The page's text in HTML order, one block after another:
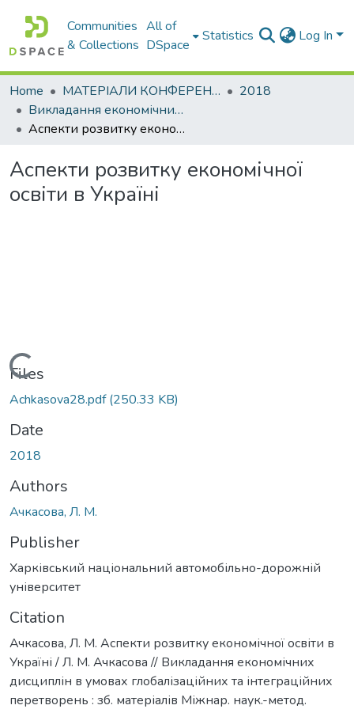
Communities
& Collections
All of
DSpace
Statistics Log In
Home МАТЕРІАЛИ КОНФЕРЕНЦІЙ
2018
Викладання економічних дисциплін в умовах глобалізаційних та інтеграційних перетворень
Аспекти розвитку економічної освіти в Україні
Аспекти розвитку економічної
освіти в Україні
Loading...
Files
Achkasova28.pdf(250.33 KB)
Date
2018
Authors
Ачкасова, Л. М.
Publisher
Харківський національний автомобільно-дорожній
університет
Citation
Ачкасова, Л. М. Аспекти розвитку економічної освіти в
Україні / Л. М. Ачкасова // Викладання економічних
дисциплін в умовах глобалізаційних та інтеграційних
перетворень : зб. матеріалів Міжнар. наук.-метод.